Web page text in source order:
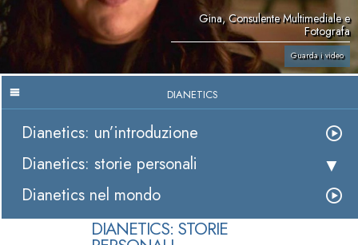
Gina, Consulente Multimediale e
Fotografa
Guarda i video
DIANETICS
Dianetics: un’introduzione
Dianetics: storie personali
Dianetics nel mondo
DIANETICS: STORIE